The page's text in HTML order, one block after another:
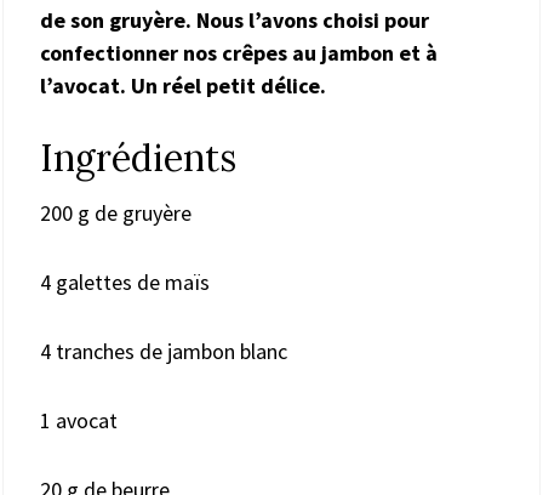
de son gruyère. Nous l’avons choisi pour
confectionner nos crêpes au jambon et à
l’avocat. Un réel petit délice.
Ingrédients
200 g de gruyère
4 galettes de maïs
4 tranches de jambon blanc
1 avocat
20 g de beurre